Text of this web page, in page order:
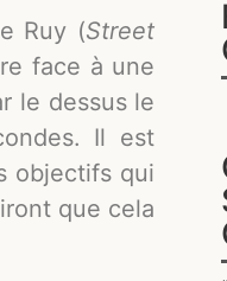
Ruy (Street
face à une
le dessus le
Il est
objectifs qui
que cela